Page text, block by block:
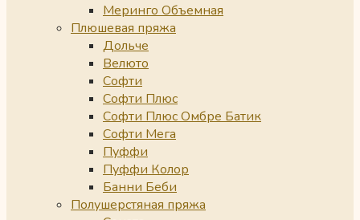
Меринго Объемная
Плюшевая пряжа
Дольче
Велюто
Софти
Софти Плюс
Софти Плюс Омбре Батик
Софти Мега
Пуффи
Пуффи Колор
Банни Беби
Полушерстяная пряжа